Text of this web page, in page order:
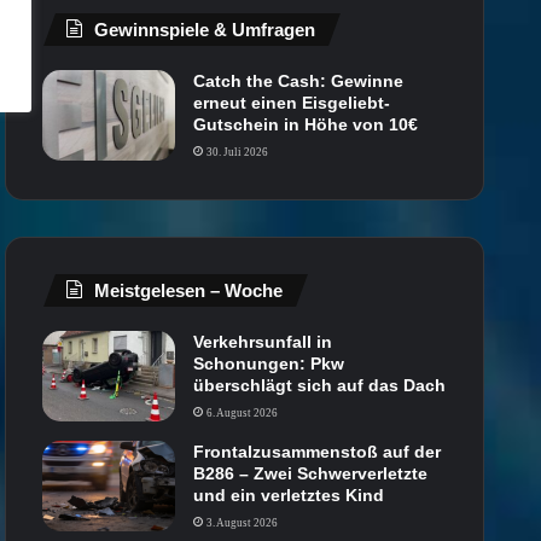
Gewinnspiele & Umfragen
Catch the Cash: Gewinne
erneut einen Eisgeliebt-
Gutschein in Höhe von 10€
30. Juli 2026
Meistgelesen – Woche
Verkehrsunfall in
Schonungen: Pkw
überschlägt sich auf das Dach
6. August 2026
Frontalzusammenstoß auf der
B286 – Zwei Schwerverletzte
und ein verletztes Kind
3. August 2026